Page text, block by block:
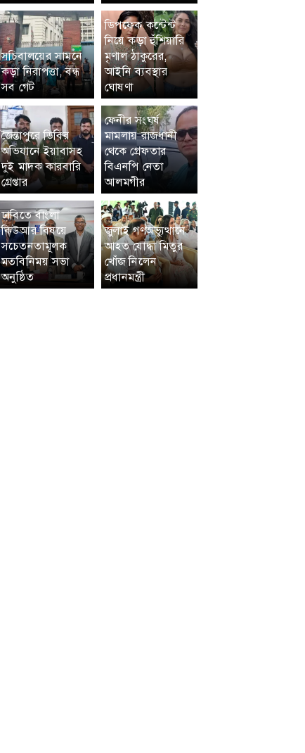
সচিবালয়ের সামনে
কড়া নিরাপত্তা, বন্ধ
সব গেট
ডিপফেক কন্টেন্ট
নিয়ে কড়া হুঁশিয়ারি
মৃণাল ঠাকুরের,
আইনি ব্যবস্থার
ঘোষণা
জৈন্তাপুরে ডিবির
অভিযানে ইয়াবাসহ
দুই মাদক কারবারি
গ্রেপ্তার
ফেনীর সংঘর্ষ
মামলায় রাজধানী
থেকে গ্রেফতার
বিএনপি নেতা
আলমগীর
ঢাবিতে বাংলা
কিউআর বিষয়ে
সচেতনতামূলক
মতবিনিময় সভা
অনুষ্ঠিত
জুলাই গণঅভ্যুত্থানে
আহত যোদ্ধা মিতুর
খোঁজ নিলেন
প্রধানমন্ত্রী